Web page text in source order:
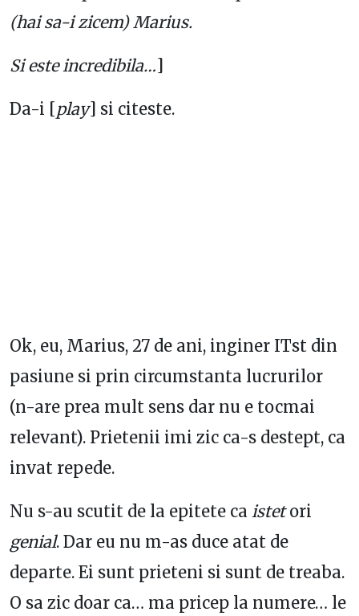
(hai sa-i zicem) Marius.
Si este incredibila…]
Da-i [play] si citeste.
Ok, eu, Marius, 27 de ani, inginer ITst din
pasiune si prin circumstanta lucrurilor
(n-are prea mult sens dar nu e tocmai
relevant). Prietenii imi zic ca-s destept, ca
invat repede.
Nu s-au scutit de la epitete ca istetori
genial. Dar eu nu m-as duce atat de
departe. Ei sunt prieteni si sunt de treaba.
O sa zic doar ca… ma pricep la numere… le